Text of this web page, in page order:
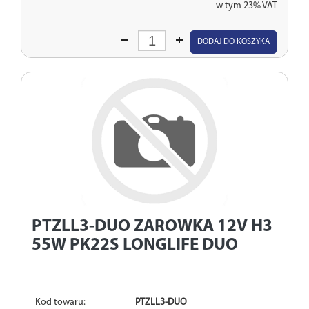
w tym 23% VAT
Wprowadź
DODAJ DO KOSZYKA
PTZLL3-DUO ZAROWKA 12V H3
55W PK22S LONGLIFE DUO
Kod towaru: PTZLL3-DUO